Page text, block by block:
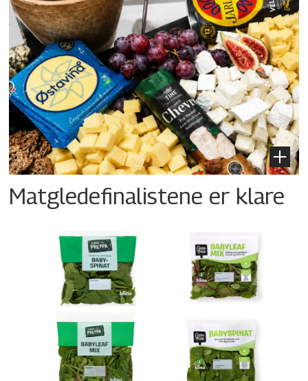
Matgledefinalistene er klare